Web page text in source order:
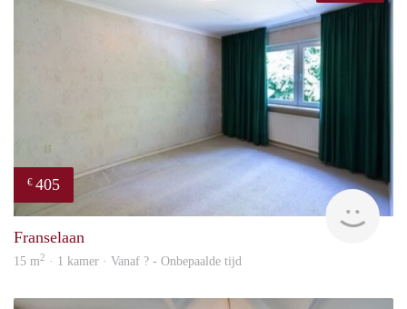
€ 405
Franselaan
15 m2 · 1 kamer · Vanaf ? - Onbepaalde tijd